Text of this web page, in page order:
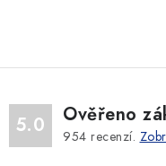
p
v
k
k
v
á
n
5.0 Ověřeno
954 recenzí.